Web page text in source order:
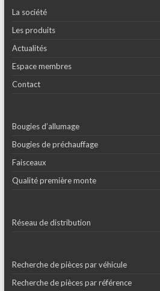
La société
Les produits
Actualités
Espace membres
Contact
Bougies d’allumage
Bougies de préchauffage
Faisceaux
Qualité première monte
Réseau de distribution
Recherche de pièces par véhicule
Recherche de pièces par référence